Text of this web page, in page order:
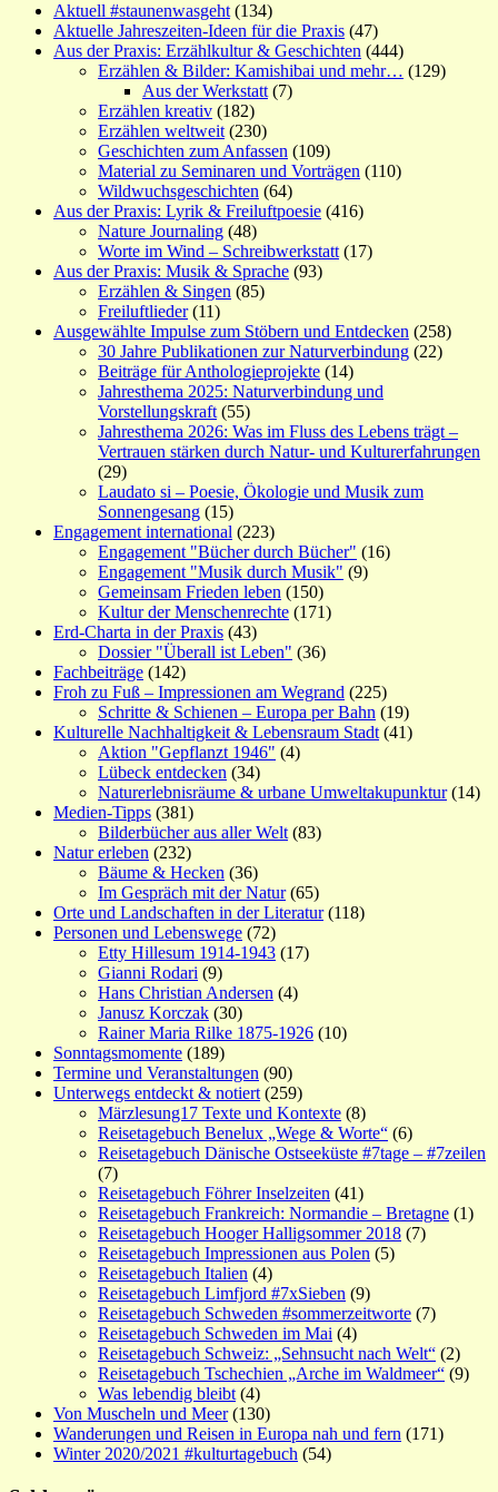
Aktuell #staunenwasgeht (134)
Aktuelle Jahreszeiten-Ideen für die Praxis (47)
Aus der Praxis: Erzählkultur & Geschichten (444)
Erzählen & Bilder: Kamishibai und mehr… (129)
Aus der Werkstatt (7)
Erzählen kreativ (182)
Erzählen weltweit (230)
Geschichten zum Anfassen (109)
Material zu Seminaren und Vorträgen (110)
Wildwuchsgeschichten (64)
Aus der Praxis: Lyrik & Freiluftpoesie (416)
Nature Journaling (48)
Worte im Wind – Schreibwerkstatt (17)
Aus der Praxis: Musik & Sprache (93)
Erzählen & Singen (85)
Freiluftlieder(11)
Ausgewählte Impulse zum Stöbern und Entdecken (258)
30 Jahre Publikationen zur Naturverbindung (22)
Beiträge für Anthologieprojekte (14)
Jahresthema 2025: Naturverbindung und
Vorstellungskraft (55)
Jahresthema 2026: Was im Fluss des Lebens trägt –
Vertrauen stärken durch Natur- und Kulturerfahrungen
(29)
Laudato si – Poesie, Ökologie und Musik zum
Sonnengesang (15)
Engagement international (223)
Engagement "Bücher durch Bücher" (16)
Engagement "Musik durch Musik" (9)
Gemeinsam Frieden leben (150)
Kultur der Menschenrechte (171)
Erd-Charta in der Praxis (43)
Dossier "Überall ist Leben" (36)
Fachbeiträge (142)
Froh zu Fuß – Impressionen am Wegrand (225)
Schritte & Schienen – Europa per Bahn (19)
Kulturelle Nachhaltigkeit & Lebensraum Stadt (41)
Aktion "Gepflanzt 1946" (4)
Lübeck entdecken (34)
Naturerlebnisräume & urbane Umweltakupunktur(14)
Medien-Tipps (381)
Bilderbücher aus aller Welt (83)
Natur erleben (232)
Bäume & Hecken (36)
Im Gespräch mit der Natur(65)
Orte und Landschaften in der Literatur(118)
Personen und Lebenswege (72)
Etty Hillesum 1914-1943 (17)
Gianni Rodari (9)
Hans Christian Andersen (4)
Janusz Korczak (30)
Rainer Maria Rilke 1875-1926 (10)
Sonntagsmomente (189)
Termine und Veranstaltungen (90)
Unterwegs entdeckt & notiert (259)
Märzlesung17 Texte und Kontexte (8)
Reisetagebuch Benelux „Wege & Worte“ (6)
Reisetagebuch Dänische Ostseeküste #7tage – #7zeilen
(7)
Reisetagebuch Föhrer Inselzeiten (41)
Reisetagebuch Frankreich: Normandie – Bretagne (1)
Reisetagebuch Hooger Halligsommer 2018 (7)
Reisetagebuch Impressionen aus Polen (5)
Reisetagebuch Italien (4)
Reisetagebuch Limfjord #7xSieben (9)
Reisetagebuch Schweden #sommerzeitworte (7)
Reisetagebuch Schweden im Mai (4)
Reisetagebuch Schweiz: „Sehnsucht nach Welt“ (2)
Reisetagebuch Tschechien „Arche im Waldmeer“ (9)
Was lebendig bleibt (4)
Von Muscheln und Meer(130)
Wanderungen und Reisen in Europa nah und fern (171)
Winter 2020/2021 #kulturtagebuch (54)